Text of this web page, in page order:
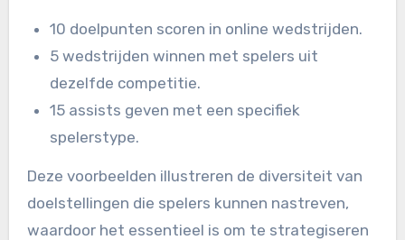
10 doelpunten scoren in online wedstrijden.
5 wedstrijden winnen met spelers uit
dezelfde competitie.
15 assists geven met een specifiek
spelerstype.
Deze voorbeelden illustreren de diversiteit van
doelstellingen die spelers kunnen nastreven,
waardoor het essentieel is om te strategiseren